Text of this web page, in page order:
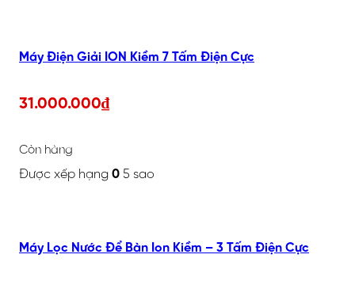
Máy Điện Giải ION Kiềm 7 Tấm Điện Cực
31.000.000₫
Còn hàng
Được xếp hạng 0 5 sao
Máy Lọc Nước Để Bàn Ion Kiềm – 3 Tấm Điện Cực